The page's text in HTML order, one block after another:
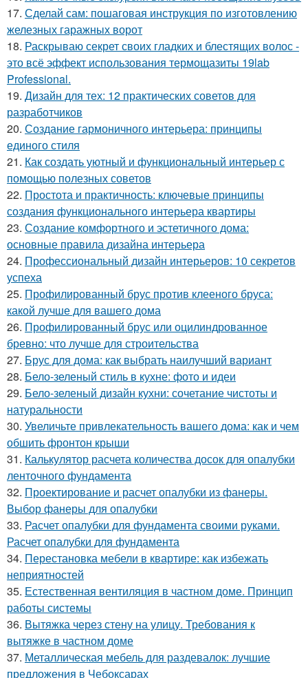
17. Сделай сам: пошаговая инструкция по изготовлению
железных гаражных ворот
18. Раскрываю секрет своих гладких и блестящих волос -
это всё эффект использования термощазиты 19lab
Professional.
19. Дизайн для тех: 12 практических советов для
разработчиков
20. Создание гармоничного интерьера: принципы
единого стиля
21. Как создать уютный и функциональный интерьер с
помощью полезных советов
22. Простота и практичность: ключевые принципы
создания функционального интерьера квартиры
23. Создание комфортного и эстетичного дома:
основные правила дизайна интерьера
24. Профессиональный дизайн интерьеров: 10 секретов
успеха
25. Профилированный брус против клееного бруса:
какой лучше для вашего дома
26. Профилированный брус или оцилиндрованное
бревно: что лучше для строительства
27. Брус для дома: как выбрать наилучший вариант
28. Бело-зеленый стиль в кухне: фото и идеи
29. Бело-зеленый дизайн кухни: сочетание чистоты и
натуральности
30. Увеличьте привлекательность вашего дома: как и чем
обшить фронтон крыши
31. Калькулятор расчета количества досок для опалубки
ленточного фундамента
32. Проектирование и расчет опалубки из фанеры.
Выбор фанеры для опалубки
33. Расчет опалубки для фундамента своими руками.
Расчет опалубки для фундамента
34. Перестановка мебели в квартире: как избежать
неприятностей
35. Естественная вентиляция в частном доме. Принцип
работы системы
36. Вытяжка через стену на улицу. Требования к
вытяжке в частном доме
37. Металлическая мебель для раздевалок: лучшие
предложения в Чебоксарах